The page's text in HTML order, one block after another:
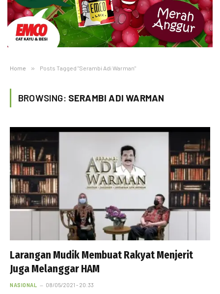
Home » Posts Tagged "Serambi Adi Warman"
BROWSING: SERAMBI ADI WARMAN
Larangan Mudik Membuat Rakyat Menjerit
Juga Melanggar HAM
NASIONAL 08/05/2021 - 20:33